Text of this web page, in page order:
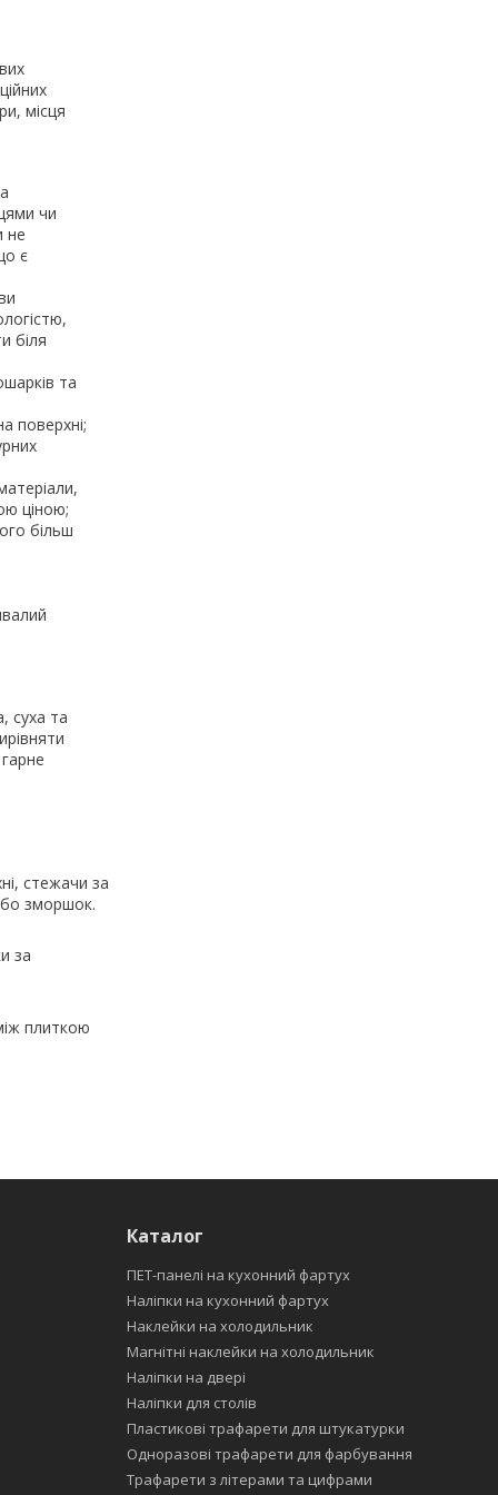
місця
чи
не
є
біля
та
поверхні;
ціною;
більш
суха та
стежачи за
зморшок.
за
плиткою
Каталог
ПЕТ-панелі на кухонний фартух
Наліпки на кухонний фартух
Наклейки на холодильник
Магнітні наклейки на холодильник
Наліпки на двері
Наліпки для столів
Пластикові трафарети для штукатурки
Одноразові трафарети для фарбування
Трафарети з літерами та цифрами